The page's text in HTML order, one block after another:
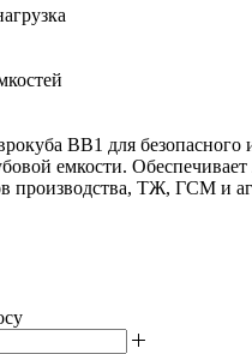
BB1 для безопасного
емкости.
производства, ТЖ, ГСМ и